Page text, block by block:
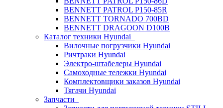
BENNETT PATROL P150-85R
BENNETT TORNADO 700BD
BENNETT DRAGOON D100B
Каталог техники Hyundai
Вилочные погрузчики Hyundai
Ричтраки Hyundai
Электро-штабелеры Hyundai
Самоходные тележки Hyundai
Комплектовщики заказов Hyundai
Тягачи Hyundai
Запчасти